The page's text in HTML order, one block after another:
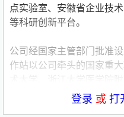
点实验室、安徽省企业技
等科研创新平台。
公司经国家主管部门批准
作站以公司牵头的国家重
外医院、福建医科大学附
登录 或 打